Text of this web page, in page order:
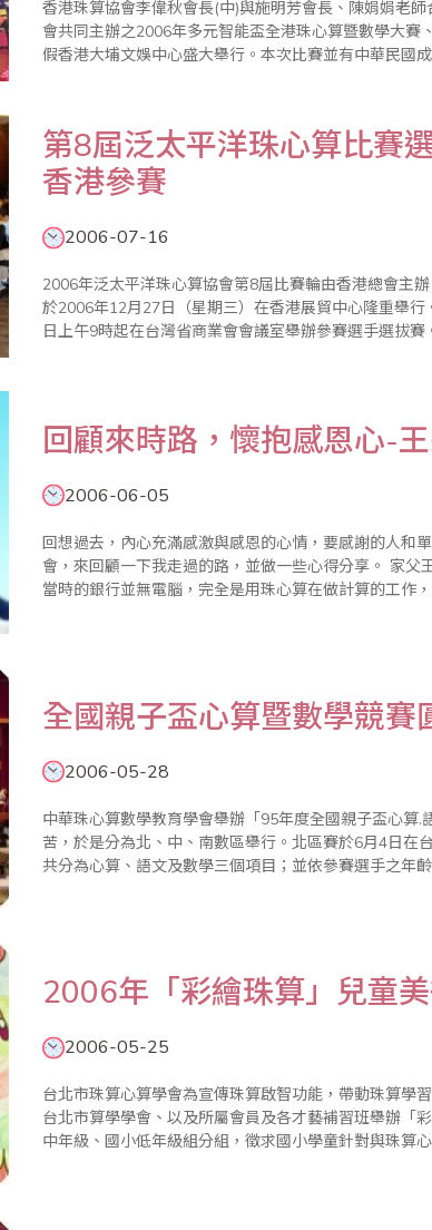
香港珠算協會李偉秋會長(中)與施明芳會長、陳娟娟老師合影 由香港珠算協會、香港多元智能教育
會共同主辦之2006年多元智能盃全港珠心算暨數學大賽
假香港大埔文娛中心盛大舉行。本次比賽並有中華民國
第8屆泛太平洋珠心算比賽
香港參賽
2006-07-16
2006年泛太平洋珠心算協會第8屆比賽輪由香港總會主
於2006年12月27日（星期三）在香港展貿中心隆重舉
日上午9時起在台灣省商業會會議室舉辦參賽選手選拔
回顧來時路，懷抱感恩心-
2006-06-05
回想過去，內心充滿感激與感恩的心情，要感謝的人和
會，來回顧一下我走過的路，並做一些心得分享。 家父王大德先生，四十年前任職於台灣銀行總行人事室，
當時的銀行並無電腦，完全是用珠心算在做計算的工作
全國親子盃心算暨數學競賽
2006-05-28
中華珠心算數學教育學會舉辦「95年度全國親子盃心算
苦，於是分為北、中、南數區舉行。北區賽於6月4日在
共分為心算、語文及數學三個項目；並依參賽選手之年
2006年「彩繪珠算」兒童
2006-05-25
台北市珠算心算學會為宣傳珠算啟智功能，帶動珠算學
台北市算學學會、以及所屬會員及各才藝補習班舉辦「
中年級、國小低年級組分組，徵求國小學童針對與珠算